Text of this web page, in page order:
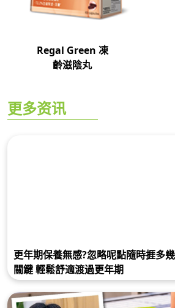
Regal Green 凍
齡滋陰丸
更多资讯
更年期保養無感?忽略呢點隨時捱多
關鍵 輕鬆舒適渡過更年期